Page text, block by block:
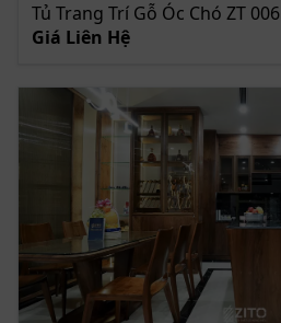
Tủ Trang Trí Gỗ Óc Chó ZT 006
Giá Liên Hệ